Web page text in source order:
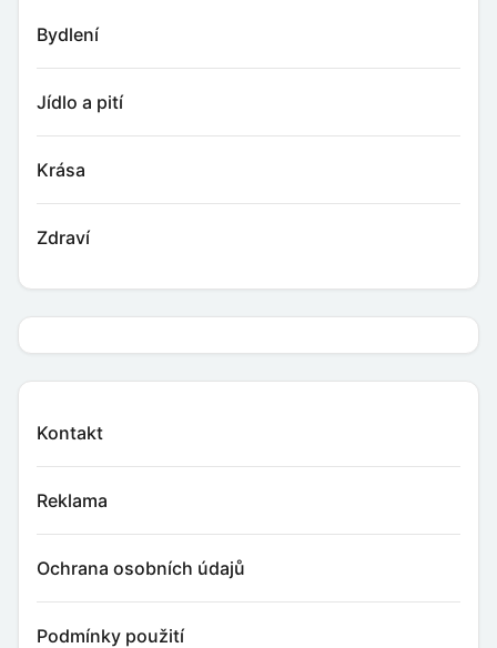
Bydlení
Jídlo a pití
Krása
Zdraví
Kontakt
Reklama
Ochrana osobních údajů
Podmínky použití